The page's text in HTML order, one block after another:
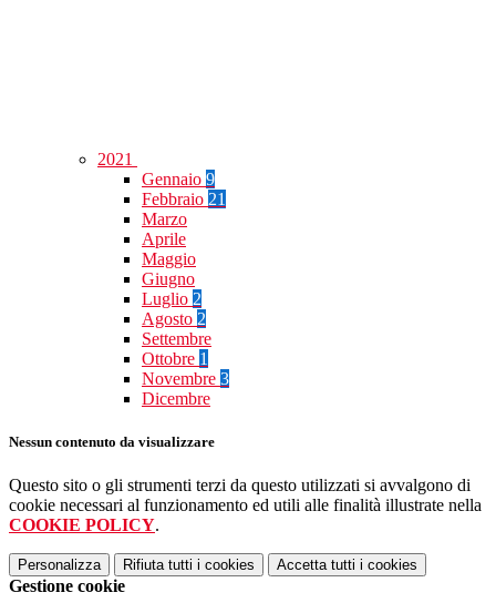
2021
Gennaio 9
Febbraio 21
Marzo
Aprile
Maggio
Giugno
Luglio 2
Agosto 2
Settembre
Ottobre 1
Novembre 3
Dicembre
Nessun contenuto da visualizzare
Questo sito o gli strumenti terzi da questo utilizzati si avvalgono di
cookie necessari al funzionamento ed utili alle finalità illustrate nella
COOKIE POLICY.
Personalizza Rifiuta tutti i cookies Accetta tutti i cookies
Gestione cookie